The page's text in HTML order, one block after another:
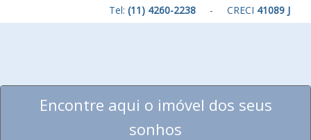
Tel: (11) 4260-2238 - CRECI 41089 J
Encontre aqui o imóvel dos seus
sonhos